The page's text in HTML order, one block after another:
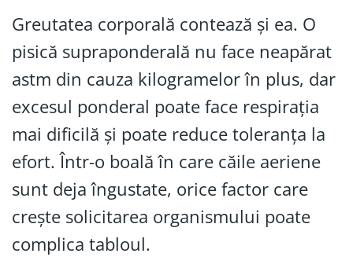
Greutatea corporală contează și ea. O
pisică supraponderală nu face neapărat
astm din cauza kilogramelor în plus, dar
excesul ponderal poate face respirația
mai dificilă și poate reduce toleranța la
efort. Într-o boală în care căile aeriene
sunt deja îngustate, orice factor care
crește solicitarea organismului poate
complica tabloul.